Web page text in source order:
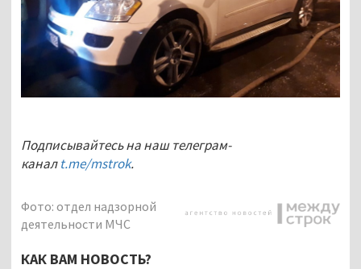
Подписывайтесь на наш телеграм-
каналt.me/mstrok.
Фото: отдел надзорной
деятельности МЧС
КАК ВАМ НОВОСТЬ?